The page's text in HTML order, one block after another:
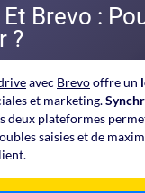
Brevo :
?
avec Brevooffre un
et marketing.
deux plateformes
saisies et de